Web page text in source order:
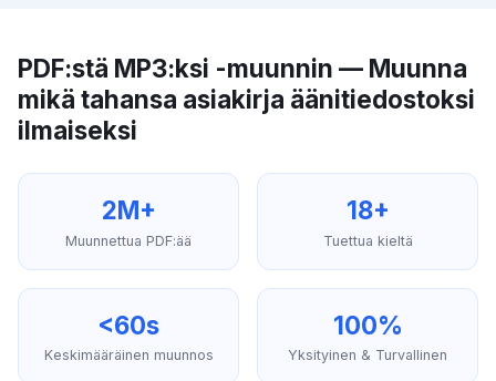
PDF:stä MP3:ksi -muunnin — Muunna
mikä tahansa asiakirja äänitiedostoksi
ilmaiseksi
2M+
Muunnettua PDF:ää
18+
Tuettua kieltä
<60s
Keskimääräinen muunnos
100%
Yksityinen & Turvallinen